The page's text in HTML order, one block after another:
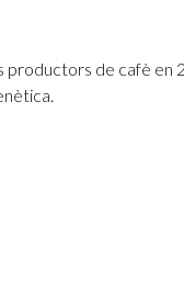
productors de cafè en